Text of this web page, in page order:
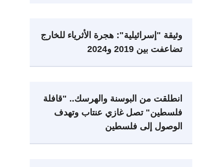
طهران
وثيقة "إسرائيلية": هجرة الأثرياء للخارج
تضاعفت بين 2019 و2024
انطلقت من البوسنة والهرسك.. "قافلة
فلسطين" تصل غازي عنتاب وتهدف
الوصول إلى فلسطين